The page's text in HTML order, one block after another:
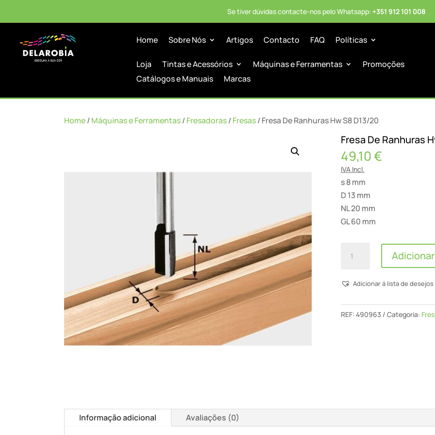
Se tiver dúvidas contacte-nos pelo Whatsapp: +351 912 101 008
Home Sobre Nós Artigos Contacto FAQ Políticas
Loja Tintas e Acessórios Máquinas e Ferramentas
Promoções
Catálogos e Manuais
Marcas
Home/Máquinas e Ferramentas/Fresadoras/Fresas/ Fresa De Ranhuras Hw S8 D13/20
Fresa De Ranhuras
49,10€
IVA Incl.
s 8 mm
D 13 mm
NL 20 mm
GL 60 mm
Quantidade
De
Hw
Adicionar
Adicionar á lista de desejos
REF: 490963 Categoria:
Informação adicional Avaliações (0)